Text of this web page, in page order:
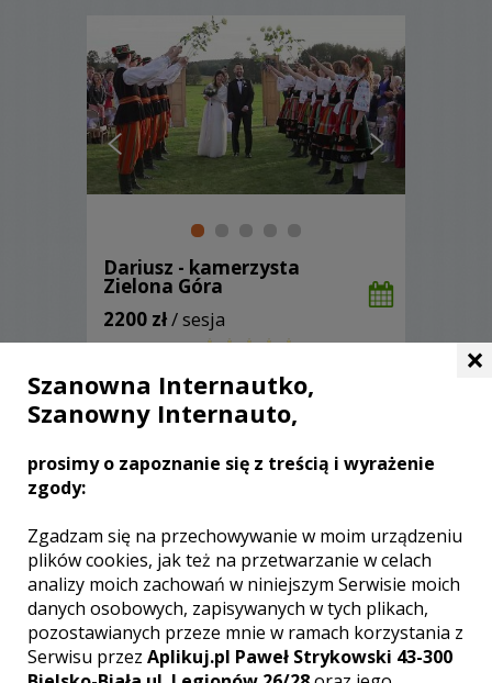
Dariusz - kamerzysta
Zielona Góra
2200 zł/ sesja
Ocena:5,00 / 5
(2 opinie)
Filmujemy i tworzymy nagrania z pasją.
Reportaże realizujemy za pomocą
jasnymi obiektywami klasy L
weselnych.
Zobacz więcej
×
Szanowna Internautko,
Szanowny Internauto,
prosimy o zapoznanie się z treścią i wyrażenie
zgody:
Zgadzam się na przechowywanie w moim urządzeniu
plików cookies, jak też na przetwarzanie w celach
analizy moich zachowań w niniejszym Serwisie moich
danych osobowych, zapisywanych w tych plikach,
pozostawianych przeze mnie w ramach korzystania z
Serwisu przez Aplikuj.pl Paweł Strykowski 43-300